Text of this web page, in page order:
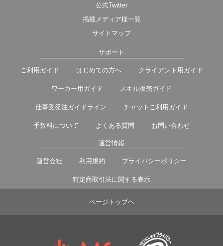
公式Twitter
掲載メディア様一覧
サイトマップ
サポート
ご利用ガイド はじめての方へ クライアント用ガイド
ワーカー用ガイド スキル販売ガイド
仕事受発注ガイドライン チャットご利用ガイド
手数料について よくある質問 お問い合わせ
運営情報
運営会社 利用規約 プライバシーポリシー
特定商取引法に関する表示
ページトップヘ